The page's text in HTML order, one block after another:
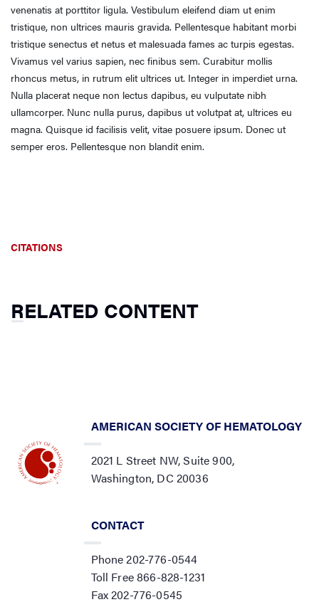
venenatis at porttitor ligula. Vestibulum eleifend diam ut enim
tristique, non ultrices mauris gravida. Pellentesque habitant morbi
tristique senectus et netus et malesuada fames ac turpis egestas.
Vivamus vel varius sapien, nec finibus sem. Curabitur mollis
rhoncus metus, in rutrum elit ultrices ut. Integer in imperdiet urna.
Nulla placerat neque non lectus dapibus, eu vulputate nibh
ullamcorper. Nunc nulla purus, dapibus ut volutpat at, ultrices eu
magna. Quisque id facilisis velit, vitae posuere ipsum. Donec ut
semper eros. Pellentesque non blandit enim.
CITATIONS
RELATED CONTENT
AMERICAN SOCIETY OF HEMATOLOGY
2021 L Street NW, Suite 900,
Washington, DC 20036
CONTACT
Phone 202-776-0544
Toll Free 866-828-1231
Fax 202-776-0545